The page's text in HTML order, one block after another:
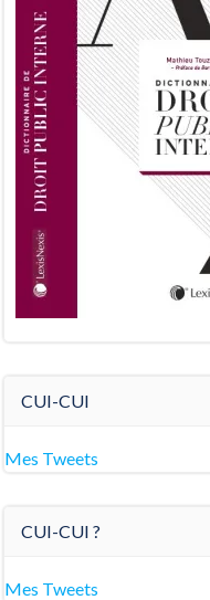
CUI-CUI
Mes Tweets
CUI-CUI ?
Mes Tweets